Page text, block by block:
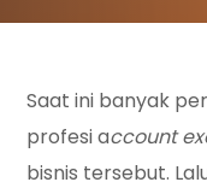
Saat ini banyak
profesi account
bisnis tersebut.